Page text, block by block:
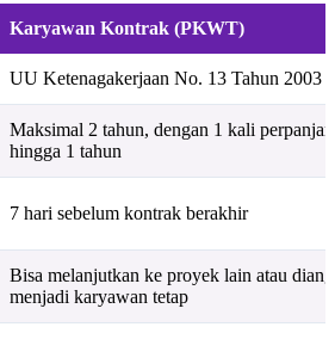
Karyawan Kontrak (PKWT)
UU Ketenagakerjaan No. 13 Tahun 2003
Maksimal 2 tahun, dengan 1 kali
hingga 1 tahun
7 hari sebelum kontrak berakhir
Bisa melanjutkan ke proyek lain atau
menjadi karyawan tetap